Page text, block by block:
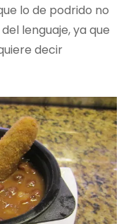
lo de podrido no
lenguaje, ya que
decir